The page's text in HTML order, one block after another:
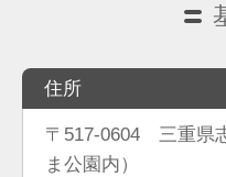
住所
〒517-0604 三重県
ま公園内）